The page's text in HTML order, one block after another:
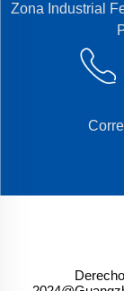
Zona Industrial